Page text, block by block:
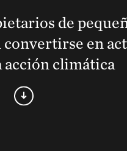
de
convertirse en
acción climática